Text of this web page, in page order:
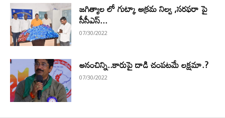
జగిత్యాల లో గుట్కా అక్రమ నిల్వ ,సరఫరా పై
సీసీఎస్...
07/30/2022
అనంచిన్ని..కారుపై దాడి చంపటమే లక్షమా.?
07/30/2022